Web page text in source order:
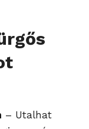
– Utalhat